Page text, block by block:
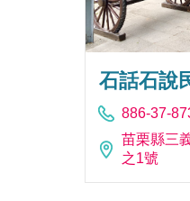
石話石說
886-37-
苗栗縣三
之1號